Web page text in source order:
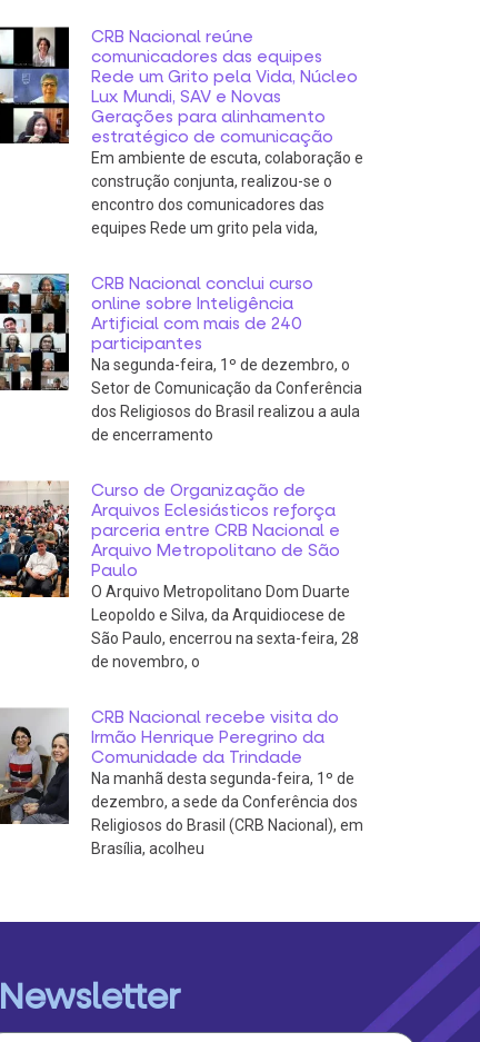
CRB Nacional reúne
comunicadores das equipes
Rede um Grito pela Vida, Núcleo
Lux Mundi, SAV e Novas
Gerações para alinhamento
estratégico de comunicação
Em ambiente de escuta, colaboração e
construção conjunta, realizou-se o
encontro dos comunicadores das
equipes Rede um grito pela vida,
CRB Nacional conclui curso
online sobre Inteligência
Artificial com mais de 240
participantes
Na segunda-feira, 1º de dezembro, o
Setor de Comunicação da Conferência
dos Religiosos do Brasil realizou a aula
de encerramento
Curso de Organização de
Arquivos Eclesiásticos reforça
parceria entre CRB Nacional e
Arquivo Metropolitano de São
Paulo
O Arquivo Metropolitano Dom Duarte
Leopoldo e Silva, da Arquidiocese de
São Paulo, encerrou na sexta-feira, 28
de novembro, o
CRB Nacional recebe visita do
Irmão Henrique Peregrino da
Comunidade da Trindade
Na manhã desta segunda-feira, 1º de
dezembro, a sede da Conferência dos
Religiosos do Brasil (CRB Nacional), em
Brasília, acolheu
Newsletter